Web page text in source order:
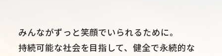
みんながずっと笑顔でいられるために。
持続可能な社会を目指して、健全で永続的な